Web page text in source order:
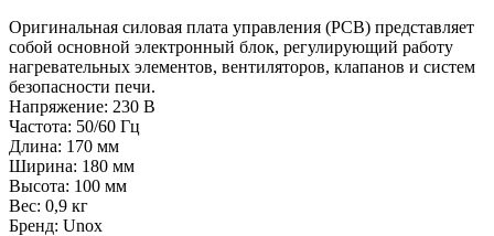
Оригинальная силовая плата управления (PCB) представляет
собой основной электронный блок, регулирующий работу
нагревательных элементов, вентиляторов, клапанов и систем
безопасности печи.
Напряжение: 230 В
Частота: 50/60 Гц
Длина: 170 мм
Ширина: 180 мм
Высота: 100 мм
Вес: 0,9 кг
Бренд: Unox